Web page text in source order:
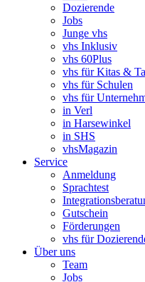
Dozierende
Jobs
Junge vhs
vhs Inklusiv
vhs 60Plus
vhs für Kitas &
vhs für Schulen
vhs für
in Verl
in Harsewinkel
in SHS
vhsMagazin
Service
Anmeldung
Sprachtest
Gutschein
Förderungen
vhs für
Über uns
Team
Jobs